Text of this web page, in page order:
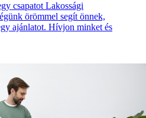
csapatot Lakossági
örömmel segít önnek,
ajánlatot. Hívjon minket és